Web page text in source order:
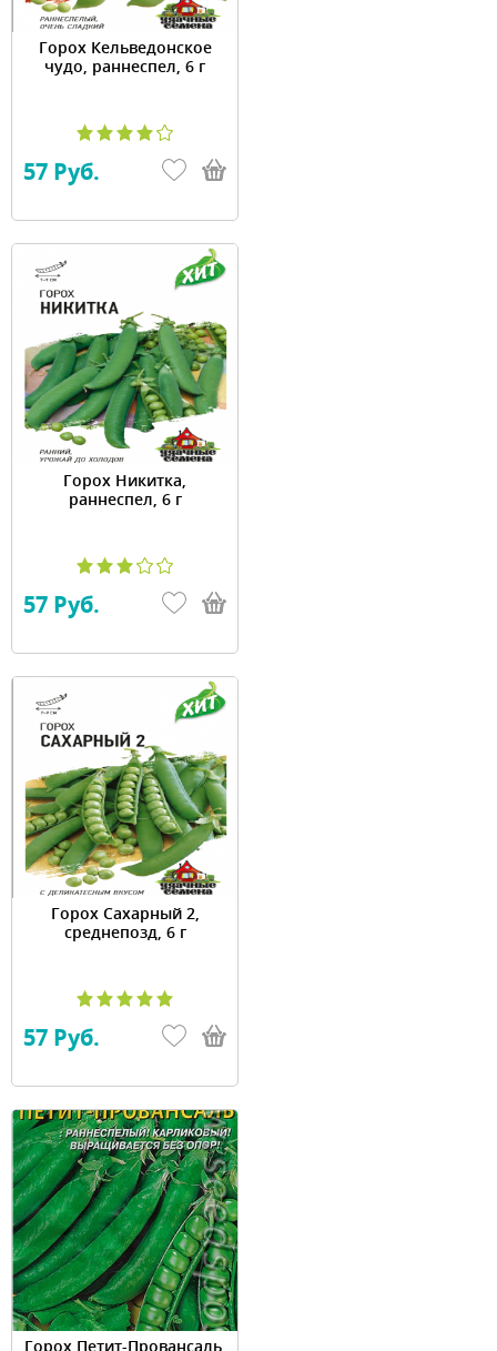
Горох Кельведонское
чудо, раннеспел, 6 г
57 Руб.
Горох Никитка,
раннеспел, 6 г
57 Руб.
Горох Сахарный 2,
среднепозд, 6 г
57 Руб.
Горох Петит-Провансаль,